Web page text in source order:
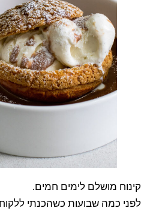
קינוח מושלם לימים חמים.
לפני כמה שבועות כשהכנתי